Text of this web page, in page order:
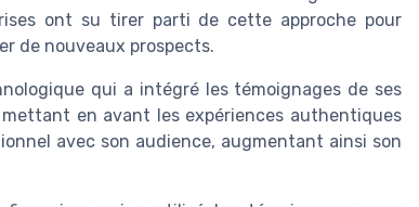
ont su tirer parti de cette approche pour
de nouveaux prospects.
qui a intégré les témoignages de ses
en avant les expériences authentiques
avec son audience, augmentant ainsi son